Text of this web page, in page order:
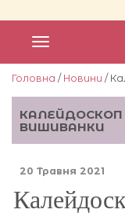
Головна / Новини /
КАЛЕЙДОСКОП
ВИШИВАНКИ
20 Травня 2021